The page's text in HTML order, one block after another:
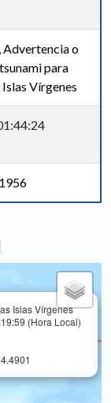
Advertencia o
para
Vírgenes
Islas Vírgenes
(Hora Local)